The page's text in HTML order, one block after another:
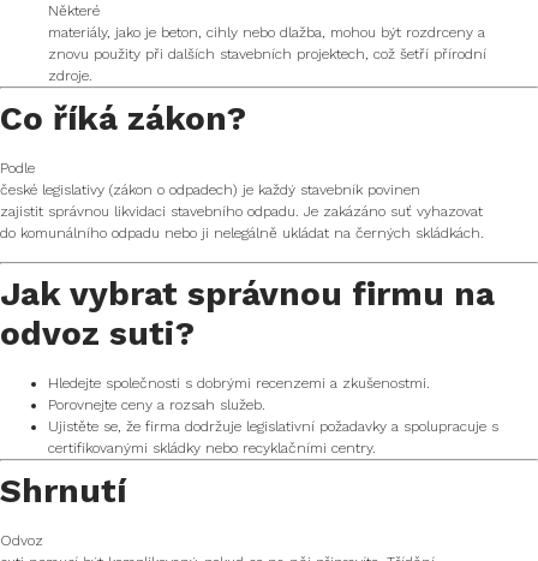
Některé
materiály, jako je beton, cihly nebo dlažba, mohou být rozdrceny a
znovu použity při dalších stavebních projektech, což šetří přírodní
zdroje.
Co říká zákon?
Podle
české legislativy (zákon o odpadech) je každý stavebník povinen
zajistit správnou likvidaci stavebního odpadu. Je zakázáno suť vyhazovat
do komunálního odpadu nebo ji nelegálně ukládat na černých skládkách.
Jak vybrat správnou firmu na
odvoz suti?
Hledejte společnosti s dobrými recenzemi a zkušenostmi.
Porovnejte ceny a rozsah služeb.
Ujistěte se, že firma dodržuje legislativní požadavky a spolupracuje s
certifikovanými skládky nebo recyklačními centry.
Shrnutí
Odvoz